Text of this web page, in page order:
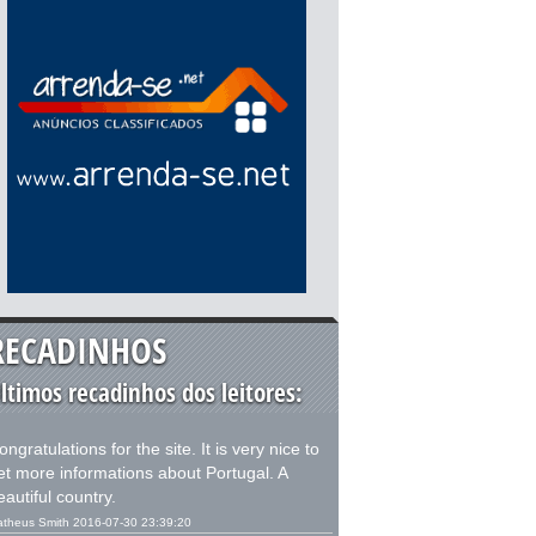
recadinhos dos leitores:
for the site. It is very nice to
more informations about Portugal. A
country.
Smith 2016-07-30 23:39:20